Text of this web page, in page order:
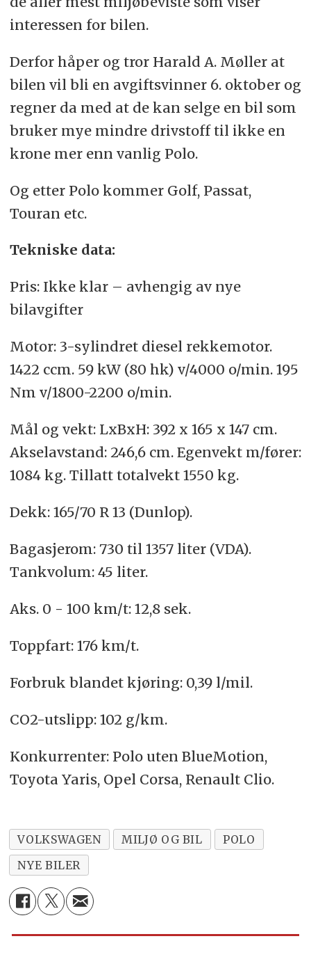
interessen for bilen.
Derfor håper og tror Harald A. Møller at
bilen vil bli en avgiftsvinner 6. oktober og
regner da med at de kan selge en bil som
bruker mye mindre drivstoff til ikke en
krone mer enn vanlig Polo.
Og etter Polo kommer Golf, Passat,
Touran etc.
Tekniske data:
Pris: Ikke klar – avhengig av nye
bilavgifter
Motor: 3-sylindret diesel rekkemotor.
1422 ccm. 59 kW (80 hk) v/4000 o/min. 195
Nm v/1800-2200 o/min.
Mål og vekt: LxBxH: 392 x 165 x 147 cm.
Akselavstand: 246,6 cm. Egenvekt m/fører:
1084 kg. Tillatt totalvekt 1550 kg.
Dekk: 165/70 R 13 (Dunlop).
Bagasjerom: 730 til 1357 liter (VDA).
Tankvolum: 45 liter.
Aks. 0 - 100 km/t: 12,8 sek.
Toppfart: 176 km/t.
Forbruk blandet kjøring: 0,39 l/mil.
CO2-utslipp: 102 g/km.
Konkurrenter: Polo uten BlueMotion,
Toyota Yaris, Opel Corsa, Renault Clio.
VOLKSWAGEN MILJØ OG BIL
POLO
NYE BILER